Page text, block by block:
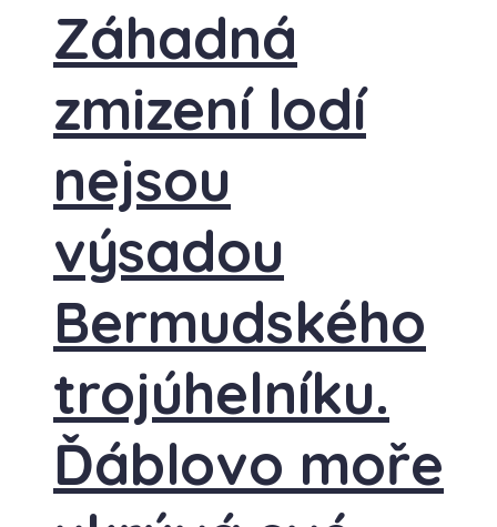
Záhadná
zmizení lodí
nejsou
výsadou
Bermudského
trojúhelníku.
Ďáblovo moře